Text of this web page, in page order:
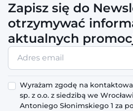
Zapisz się do
otrzymywać
aktualnych
Adres
email
Wyrażam zgodę na
sp. z o.o. z siedzibą we
Antoniego Słonimskiego 1 za